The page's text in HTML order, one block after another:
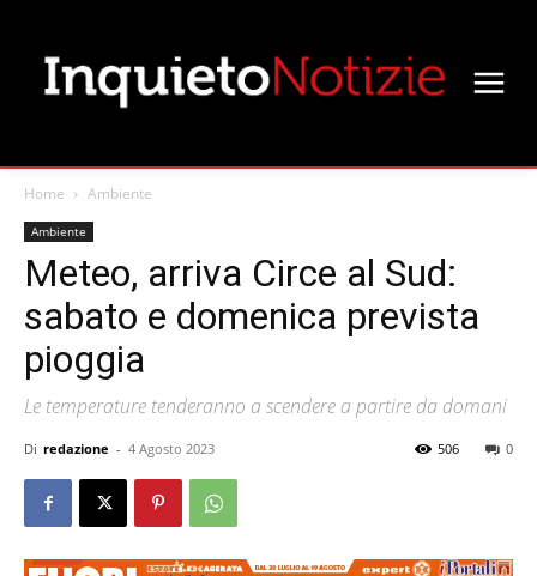
Home Ambiente
Ambiente
Meteo, arriva Circe al Sud:
sabato e domenica prevista
pioggia
Le temperature tenderanno a scendere a partire da domani
Di redazione - 4 Agosto 2023 0
506